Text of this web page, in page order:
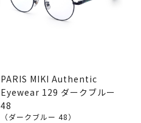
PARIS MIKI Authentic
Eyewear 129 ダークブルー
48
（ダークブルー 48）